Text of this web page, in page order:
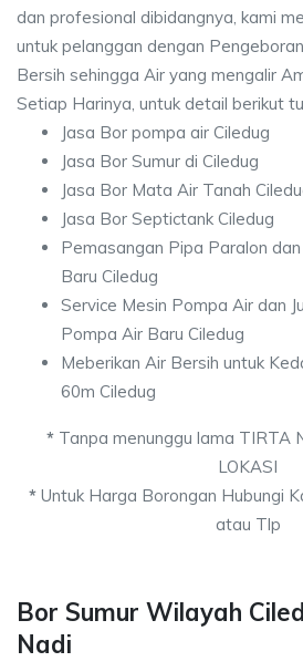
dan profesional dibidangnya, kami
untuk pelanggan dengan
Bersih sehingga Air yang mengalir
Setiap Harinya, untuk detail berikut
Jasa Bor pompa air Ciledug
Jasa Bor Sumur di Ciledug
Jasa Bor Mata Air Tanah
Jasa Bor Septictank Ciledug
Pemasangan Pipa Paralon
Baru Ciledug
Service Mesin Pompa Air dan
Pompa Air Baru Ciledug
Meberikan Air Bersih untuk
60m Ciledug
*Tanpa menunggu lama TIRTA
LOKASI
*Untuk Harga Borongan Hubungi
atau Tlp
Bor Sumur Wilayah
Nadi